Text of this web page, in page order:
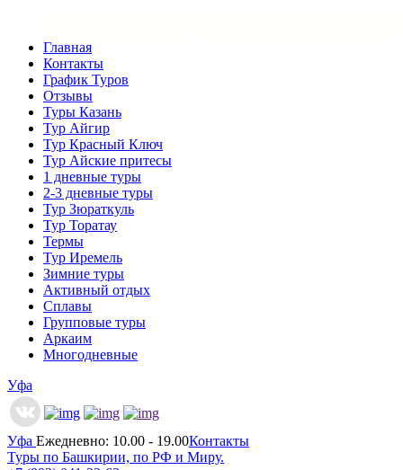
Главная
Контакты
График Туров
Отзывы
Туры Казань
Тур Айгир
Тур Красный Ключ
Тур Айские притесы
1 дневные туры
2-3 дневные туры
Тур Зюраткуль
Тур Торатау
Термы
Тур Иремель
Зимние туры
Активный отдых
Сплавы
Групповые туры
Аркаим
Многодневные
Уфа
Уфа Ежедневно: 10.00 - 19.00Контакты
Туры по Башкирии, по РФ и Миру.